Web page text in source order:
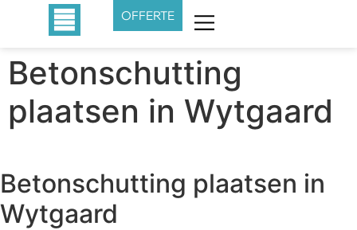
OFFERTE
Betonschutting
plaatsen in Wytgaard
Betonschutting plaatsen in
Wytgaard